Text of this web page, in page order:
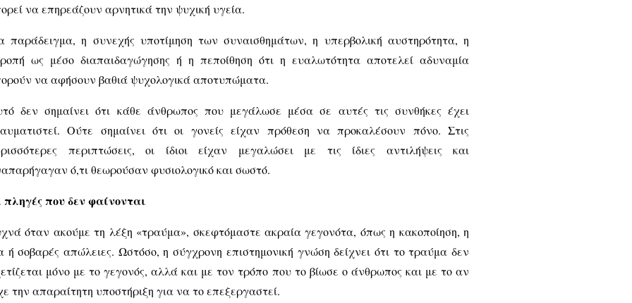
να επηρεάζουν αρνητικά την ψυχική υγεία.
παράδειγμα, η συνεχής υποτίμηση των συναισθημάτων, η υπερβολική αυστηρότητα, η
ως μέσο διαπαιδαγώγησης ή η πεποίθηση ότι η ευαλωτότητα αποτελεί αδυναμία
να αφήσουν βαθιά ψυχολογικά αποτυπώματα.
δεν σημαίνει ότι κάθε άνθρωπος που μεγάλωσε μέσα σε αυτές τις συνθήκες έχει
Ούτε σημαίνει ότι οι γονείς είχαν πρόθεση να προκαλέσουν πόνο. Στις
περιπτώσεις, οι ίδιοι είχαν μεγαλώσει με τις ίδιες αντιλήψεις και
ό,τι θεωρούσαν φυσιολογικό και σωστό.
πληγές που δεν φαίνονται
όταν ακούμε τη λέξη «τραύμα», σκεφτόμαστε ακραία γεγονότα, όπως η κακοποίηση, η
ή σοβαρές απώλειες. Ωστόσο, η σύγχρονη επιστημονική γνώση δείχνει ότι το τραύμα δεν
μόνο με το γεγονός, αλλά και με τον τρόπο που το βίωσε ο άνθρωπος και με το αν
την απαραίτητη υποστήριξη για να το επεξεργαστεί.